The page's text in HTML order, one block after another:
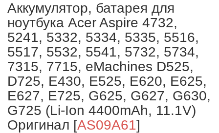
Аккумулятор, батарея для
ноутбука Acer Aspire 4732,
5241, 5332, 5334, 5335, 5516,
5517, 5532, 5541, 5732, 5734,
7315, 7715, eMachines D525,
D725, E430, E525, E620, E625,
E627, E725, G625, G627, G630,
G725 (Li-Ion 4400mAh, 11.1V)
Оригинал [AS09A61]